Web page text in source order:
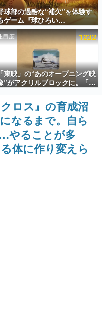
ページビュー数万以上！ などな
、電ファミ渾身の“殿堂入り”記
方々に製作時のエピソードをお
ゲーム）とは何か？を探ってい
い。『赫本』は、〈試験問題〉
集です。
球部の過酷な“補欠”を体験す
ゲーム『球ひろい
』が「1件」のウィッ
ュリストをもとにチェコ語に
応しSNSで話題に。『キング
ダム・カム』開発元やチェコの
ロ野球選手から称賛の声
目度 1232
「東映」の“あのオープニング映
”がアクリルブロックに。「東
ヒストリカル グッズコレクシ
ン」が8月下旬より発売
ロス』の育成沼
なるまで。自ら
やることが多
体に作り変えら